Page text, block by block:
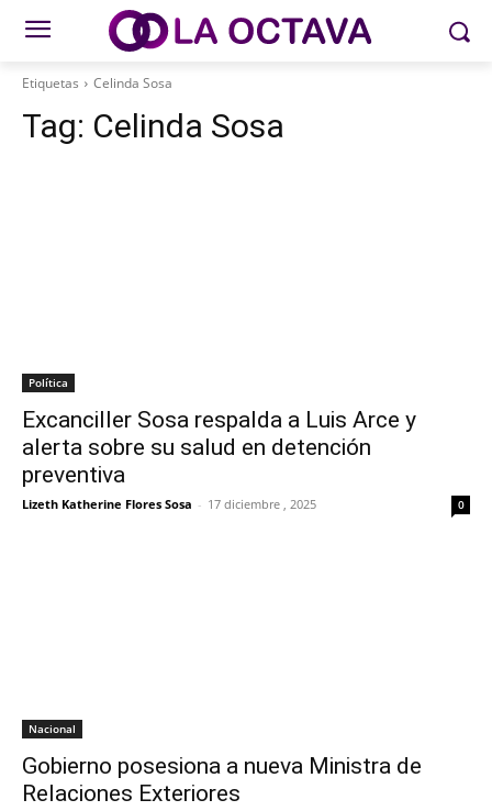
Etiquetas Celinda Sosa
Tag: Celinda Sosa
Política
Excanciller Sosa respalda a Luis Arce y
alerta sobre su salud en detención
preventiva
Lizeth Katherine Flores Sosa - 17 diciembre , 2025 0
Nacional
Gobierno posesiona a nueva Ministra de
Relaciones Exteriores